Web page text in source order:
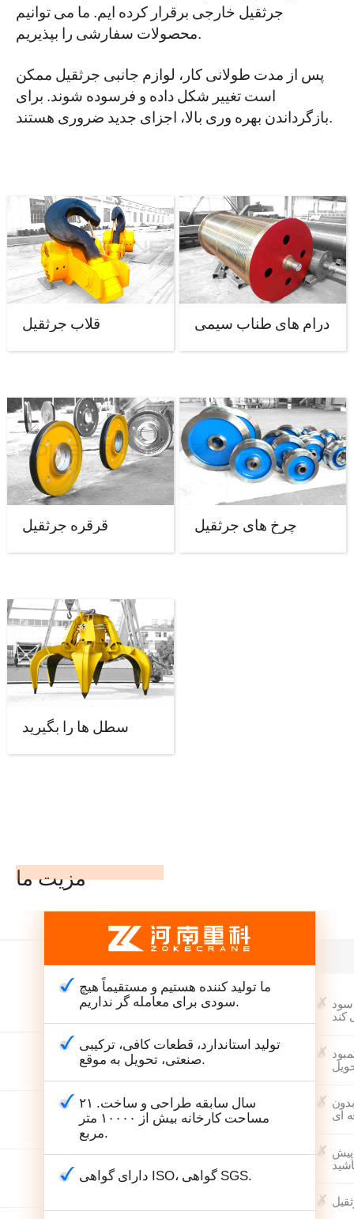
جرثقیل خارجی برقرار کرده ایم. ما می توانیم
محصولات سفارشی را بپذیریم.
پس از مدت طولانی کار، لوازم جانبی جرثقیل ممکن
است تغییر شکل داده و فرسوده شوند. برای
بازگرداندن بهره وری بالا، اجزای جدید ضروری هستند.
قلاب جرثقیل درام های طناب سیمی
قرقره جرثقیل چرخ های جرثقیل
سطل ها را بگیرید
مزیت ما
ما تولید کننده هستیم و مستقیماً هیچ
تولید استاندارد، قطعات کافی، ترکیبی
صنعتی، تحویل به موقع.
۲۱ سال سابقه طراحی و ساخت.
مساحت کارخانه بیش از ۱۰۰۰۰ متر
دارای گواهی ISO، گواهی SGS.
پیش